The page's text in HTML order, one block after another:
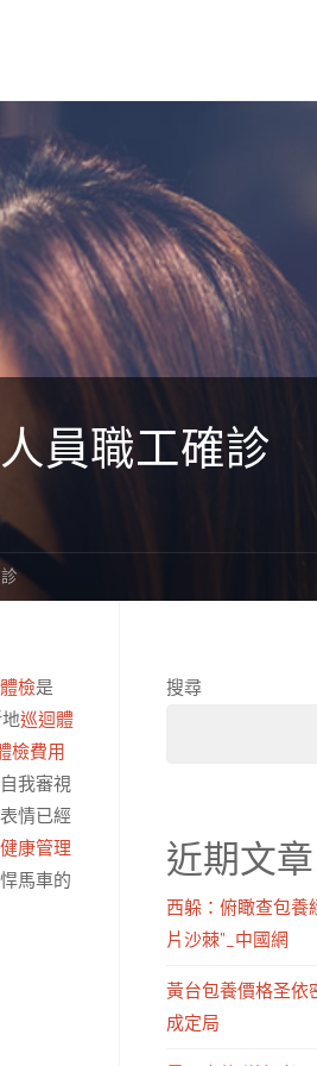
員職工確診
檢是
巡迴體
檢費用
我審視
情已經
康管理
馬車的
搜尋
近期文章
西躲：俯瞰查包養
片沙棘”_中國網
黃台包養價格圣依
成定局